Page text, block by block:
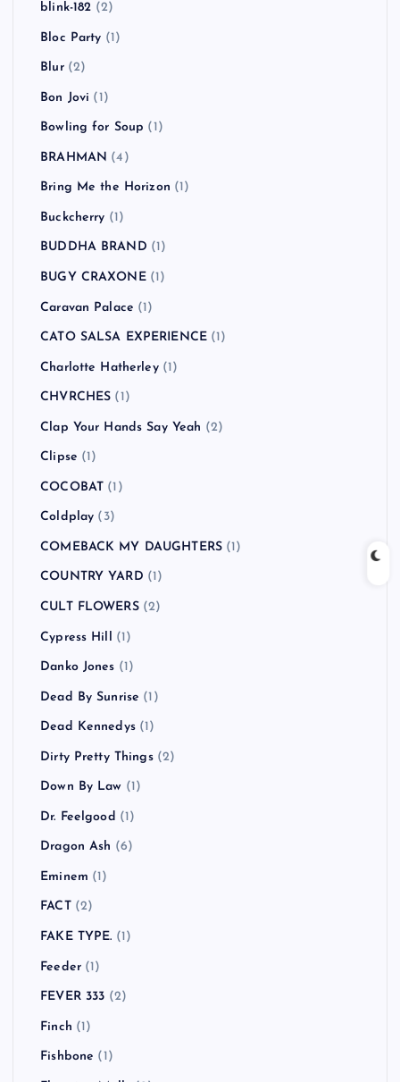
blink-182 (2)
Bloc Party (1)
Blur(2)
Bon Jovi (1)
Bowling for Soup (1)
BRAHMAN (4)
Bring Me the Horizon (1)
Buckcherry (1)
BUDDHA BRAND (1)
BUGY CRAXONE(1)
Caravan Palace (1)
CATO SALSA EXPERIENCE (1)
Charlotte Hatherley(1)
CHVRCHES (1)
Clap Your Hands Say Yeah (2)
Clipse (1)
COCOBAT (1)
Coldplay (3)
COMEBACK MY DAUGHTERS (1)
COUNTRY YARD (1)
CULT FLOWERS(2)
Cypress Hill (1)
Danko Jones (1)
Dead By Sunrise (1)
Dead Kennedys(1)
Dirty Pretty Things(2)
Down By Law (1)
Dr. Feelgood (1)
Dragon Ash (6)
Eminem (1)
FACT(2)
FAKE TYPE. (1)
Feeder(1)
FEVER 333 (2)
Finch (1)
Fishbone (1)